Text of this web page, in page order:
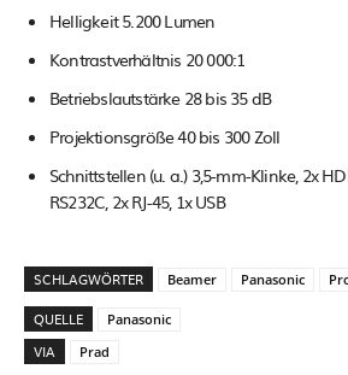
Helligkeit 5.200 Lumen
Kontrastverhältnis 20 000:1
Betriebslautstärke 28 bis 35 dB
Projektionsgröße 40 bis 300 Zoll
Schnittstellen (u. a.) 3,5-mm-Klinke, 2x
RS232C, 2x RJ-45, 1x USB
SCHLAGWÖRTER Beamer Panasonic
QUELLE Panasonic
VIA Prad